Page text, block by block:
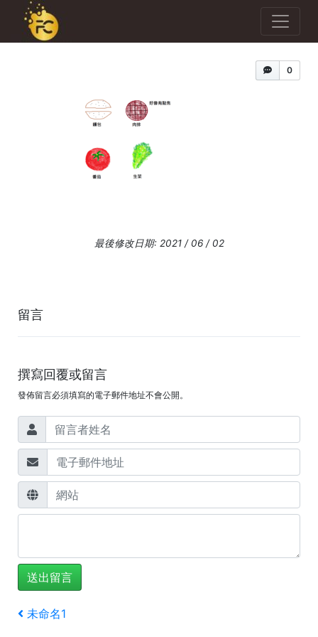
0
最後修改日期: 2021 / 06 / 02
留言
撰寫回覆或留言
發佈留言必須填寫的電子郵件地址不會公開。
文
上
未命名1